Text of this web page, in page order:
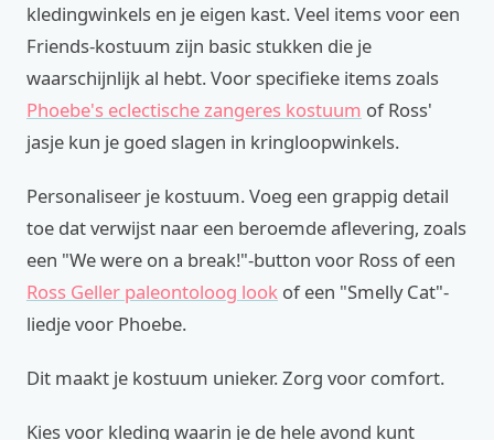
kledingwinkels en je eigen kast. Veel items voor een
Friends-kostuum zijn basic stukken die je
waarschijnlijk al hebt. Voor specifieke items zoals
Phoebe's eclectische zangeres kostuum of Ross'
jasje kun je goed slagen in kringloopwinkels.
Personaliseer je kostuum. Voeg een grappig detail
toe dat verwijst naar een beroemde aflevering, zoals
een "We were on a break!"-button voor Ross of een
Ross Geller paleontoloog look of een "Smelly Cat"-
liedje voor Phoebe.
Dit maakt je kostuum unieker. Zorg voor comfort.
Kies voor kleding waarin je de hele avond kunt